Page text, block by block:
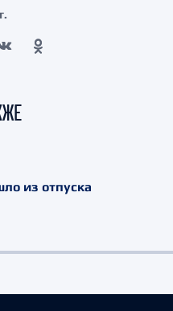
из отпуска